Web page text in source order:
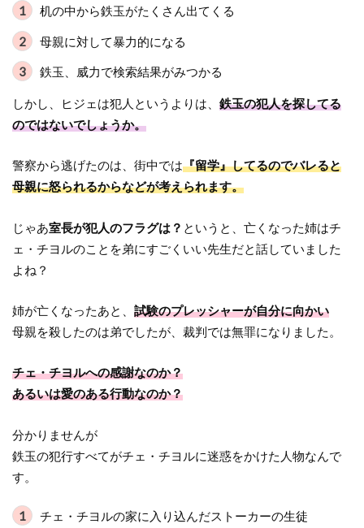
机の中から鉄玉がたくさん出てくる
母親に対して暴力的になる
鉄玉、威力で検索結果がみつかる
しかし、ヒジェは犯人というよりは、鉄玉の犯人を探してる
のではないでしょうか。
警察から逃げたのは、街中では『留学』してるのでバレると
母親に怒られるからなどが考えられます。
じゃあ室長が犯人のフラグは？ というと、亡くなった姉はチ
ェ・チヨルのことを弟にすごくいい先生だと話していました
よね？
姉が亡くなったあと、試験のプレッシャーが自分に向かい
母親を殺したのは弟でしたが、裁判では無罪になりました。
チェ・チヨルへの感謝なのか？
あるいは愛のある行動なのか？
分かりませんが
鉄玉の犯行すべてがチェ・チヨルに迷惑をかけた人物なんで
す。
チェ・チヨルの家に入り込んだストーカーの生徒